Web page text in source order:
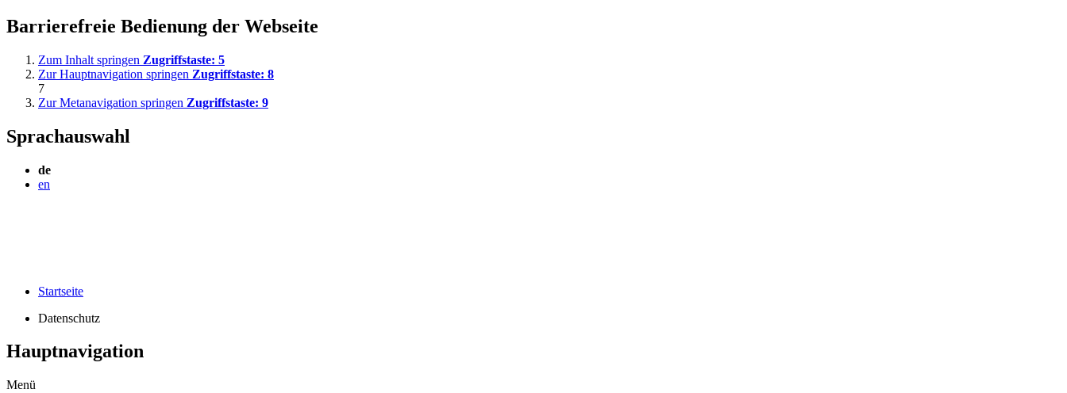
Barrierefreie Bedienung der Webseite
Zum Inhalt springen Zugriffstaste: 5
Zur Hauptnavigation springen Zugriffstaste: 8
7
Zur Metanavigation springen Zugriffstaste: 9
Sprachauswahl
de
en
Startseite
Datenschutz
Hauptnavigation
Menü